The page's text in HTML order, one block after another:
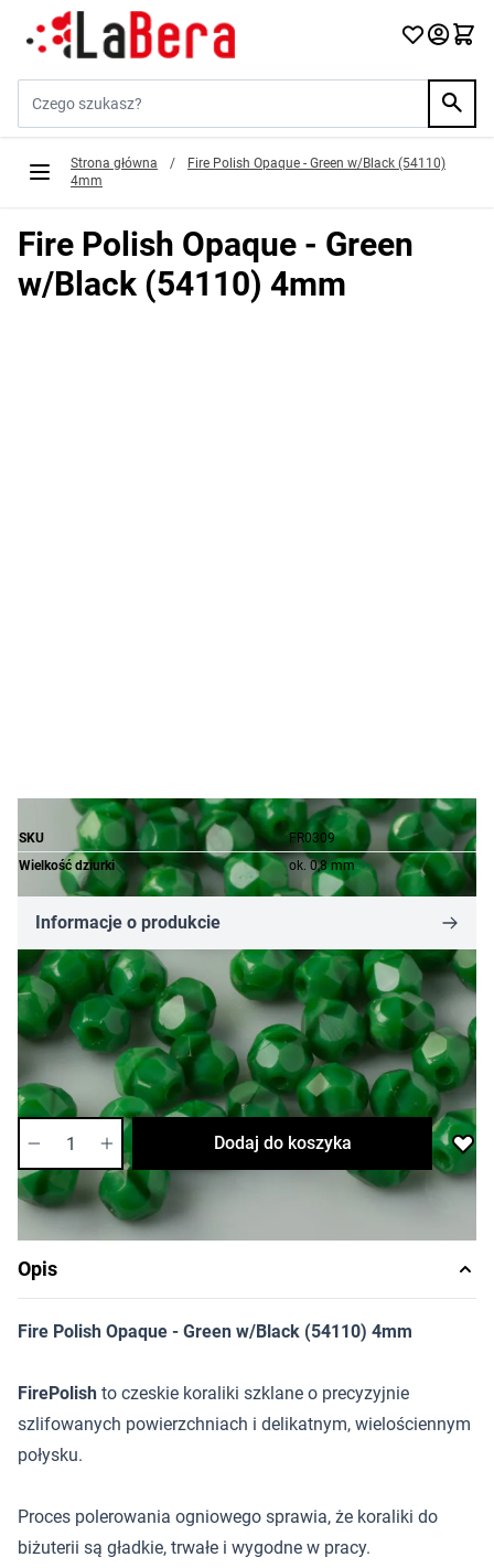
Przejdź do treści
Strona główna /
Fire Polish Opaque - Green w/Black (54110)
4mm
Fire Polish Opaque - Green
w/Black (54110) 4mm
SKU
FR0309
Wielkość dziurki
ok. 0,8 mm
Informacje o produkcie
91,82 zł
Cena za opakowanie
Ilość w opakowaniu: ok. 1200 szt.
Dostępność:bardzo niska
Dodaj do koszyka
Opis
Fire Polish Opaque - Green w/Black (54110) 4mm
FirePolish to czeskie koraliki szklane o precyzyjnie
szlifowanych powierzchniach i delikatnym, wielościennym
połysku.
Proces polerowania ogniowego sprawia, że koraliki do
biżuterii są gładkie, trwałe i wygodne w pracy.